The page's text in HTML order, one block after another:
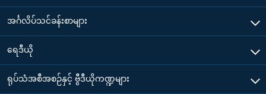
အင်္ဂလိပ်သင်ခန်းစာများ
ရေဒီယို
ရုပ်သံအစီအစဉ်နှင့် ဗွီဒီယိုကဏ္ဍများ